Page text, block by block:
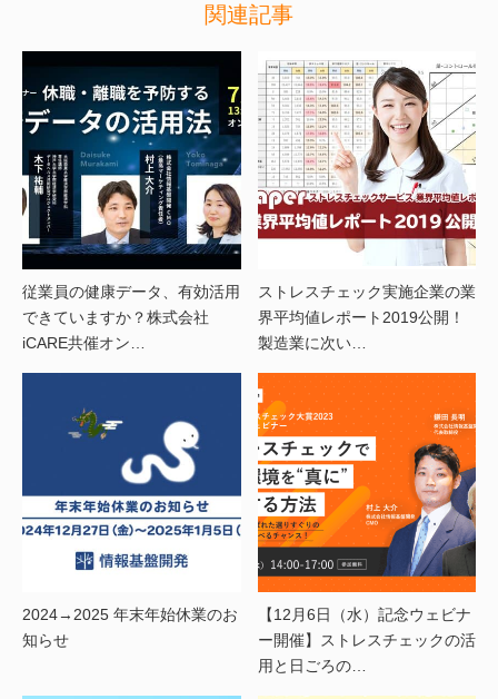
関連記事
従業員の健康データ、有効活用
できていますか？株式会社
iCARE共催オン…
ストレスチェック実施企業の業
界平均値レポート2019公開！
製造業に次い…
2024→2025 年末年始休業のお
知らせ
【12月6日（水）記念ウェビナ
ー開催】ストレスチェックの活
用と日ごろの…